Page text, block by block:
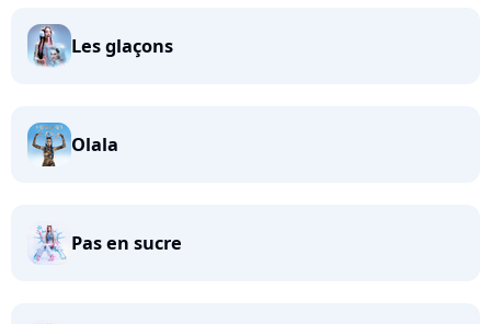
Les glaçons
Olala
Pas en sucre